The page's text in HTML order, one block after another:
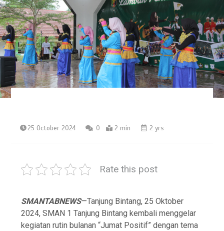
25 October 2024 0 2 min 2 yrs
Rate this post
SMANTABNEWS—Tanjung Bintang, 25 Oktober
2024, SMAN 1 Tanjung Bintang kembali menggelar
kegiatan rutin bulanan “Jumat Positif” dengan tema